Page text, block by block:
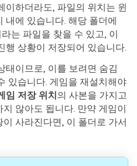
이하더라도, 파일의 위치는 윈
내에 있습니다. 해당 폴더에
는 파일을 찾을 수 있고, 이
행 상황이 저장되어 있습니다.
태이므로, 이를 보려면 숨김
있습니다. 게임을 재설치해야
임 저장 위치의 사본을 가지고
않아도 됩니다. 만약 게임이
사라진다면, 이 폴더로 가서